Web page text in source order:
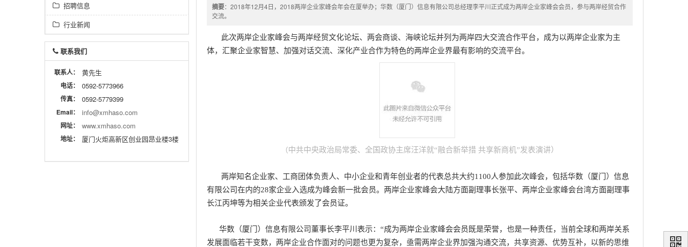
摘要：2018年12月4日，2018两岸企业家峰会年会在厦举办；华数（厦门）信息有限公司总经理李平川正式成为两岸企业家峰会会员，参与两岸经贸合作
交流。
此次两岸企业家峰会与两岸经贸文化论坛、两会商谈、海峡论坛并列为两岸四大交流合作平台，成为以两岸企业家为主
体，汇聚企业家智慧、加强对话交流、深化产业合作为特色的两岸企业界最有影响的交流平台。
（ 中共中央政治局常委、全国政协主席汪洋就“融合新举措 共享新商机”发表演讲）
两岸知名企业家、工商团体负责人、中小企业和青年创业者的代表总共大约1100人参加此次峰会，包括华数（厦门）信息
有限公司在内的28家企业入选成为峰会新一批会员。两岸企业家峰会大陆方面副理事长张平、两岸企业家峰会台湾方面副理事
长江丙坤等为相关企业代表颁发了会员证。
华数（厦门）信息有限公司董事长李平川表示：“成为两岸企业家峰会会员既是荣誉，也是一种责任，当前全球和两岸关系
发展面临若干变数，两岸企业合作面对的问题也更为复杂，亟需两岸企业界加强沟通交流，共享资源、优势互补，以新的思维
招聘信息
行业新闻
联系我们
联系人： 黄先生
电话： 0592-5773966
传真： 0592-5779399
Email： info@xmhaso.com
网址： www.xmhaso.com
地址： 厦门火炬高新区创业园昂业楼3楼